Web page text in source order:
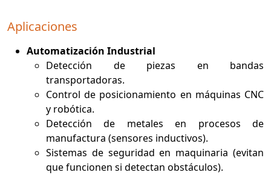
Aplicaciones
Automatización Industrial
Detección de piezas en bandas
transportadoras.
Control de posicionamiento en máquinas CNC
y robótica.
Detección de metales en procesos de
manufactura (sensores inductivos).
Sistemas de seguridad en maquinaria (evitan
que funcionen si detectan obstáculos).